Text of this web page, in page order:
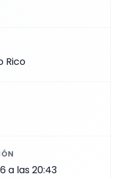
Rico
a las 20:43